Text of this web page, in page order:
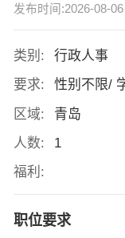
发布时间:2026-08-06
类别:
行政人事
要求:
性别不限/
区域:
青岛
人数:
1
福利:
职位要求